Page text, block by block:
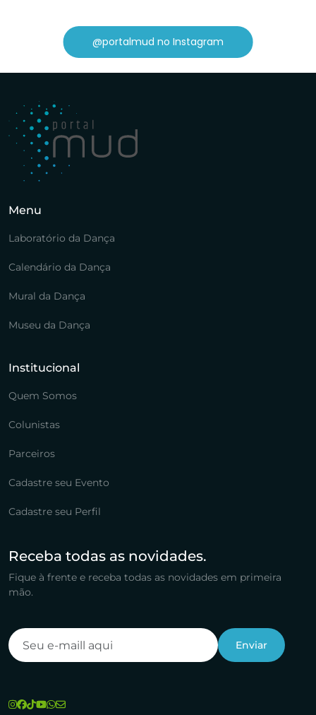
@portalmud no Instagram
Menu
Laboratório da Dança
Calendário da Dança
Mural da Dança
Museu da Dança
Institucional
Quem Somos
Colunistas
Parceiros
Cadastre seu Evento
Cadastre seu Perfil
Receba todas as novidades.
Fique à frente e receba todas as novidades em primeira
mão.